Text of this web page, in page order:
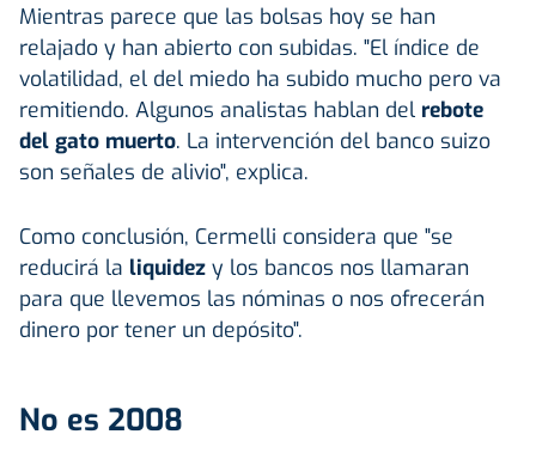
Mientras parece que las bolsas hoy se han
relajado y han abierto con subidas. "El índice de
volatilidad, el del miedo ha subido mucho pero va
remitiendo. Algunos analistas hablan del rebote
del gato muerto. La intervención del banco suizo
son señales de alivio", explica.
Como conclusión, Cermelli considera que "se
reducirá la liquidez y los bancos nos llamaran
para que llevemos las nóminas o nos ofrecerán
dinero por tener un depósito".
No es 2008